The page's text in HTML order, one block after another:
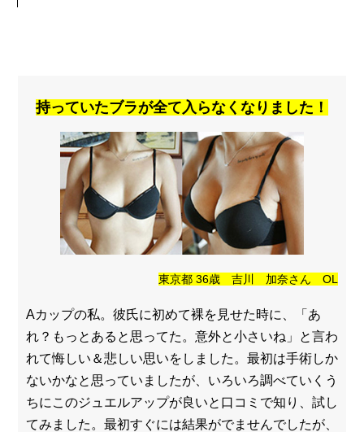
持っていたブラが全て入らなくなりました！
東京都 36歳 吉川 加奈さん OL
Aカップの私。彼氏に初めて裸を見せた時に、「あ
れ？もっとあると思ってた。意外と小さいね」と言わ
れて悔しい＆悲しい思いをしました。最初は手術しか
ないかなと思っていましたが、いろいろ調べていくう
ちにこのジュエルアップが良いと口コミで知り、試し
てみました。最初すぐには結果がでませんでしたが、